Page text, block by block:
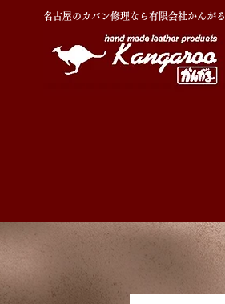
名古屋のカバン修理なら有限会社かんがる